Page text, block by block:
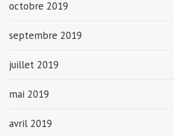
octobre 2019
septembre 2019
juillet 2019
mai 2019
avril 2019